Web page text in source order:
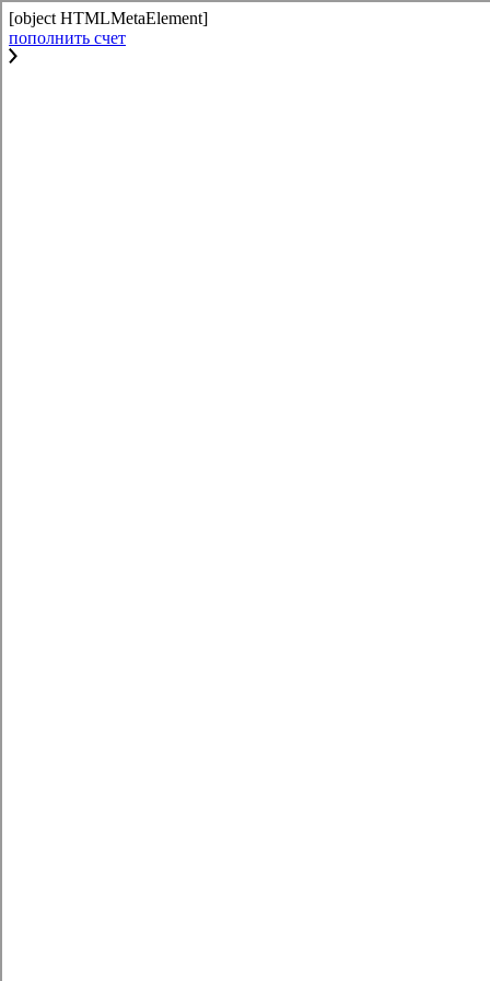
[object HTMLMetaElement]
пополнить счет